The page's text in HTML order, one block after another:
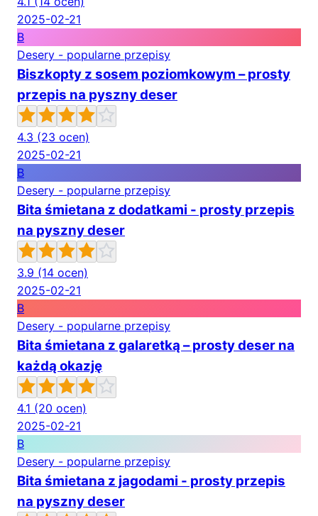
2025-02-21
B
Desery - popularne przepisy
Biszkopty z sosem poziomkowym – prosty
przepis na pyszny deser
4.3 (23 ocen)
2025-02-21
B
Desery - popularne przepisy
Bita śmietana z dodatkami - prosty przepis
na pyszny deser
3.9 (14 ocen)
2025-02-21
B
Desery - popularne przepisy
Bita śmietana z galaretką – prosty deser na
każdą okazję
4.1 (20 ocen)
2025-02-21
B
Desery - popularne przepisy
Bita śmietana z jagodami - prosty przepis
na pyszny deser